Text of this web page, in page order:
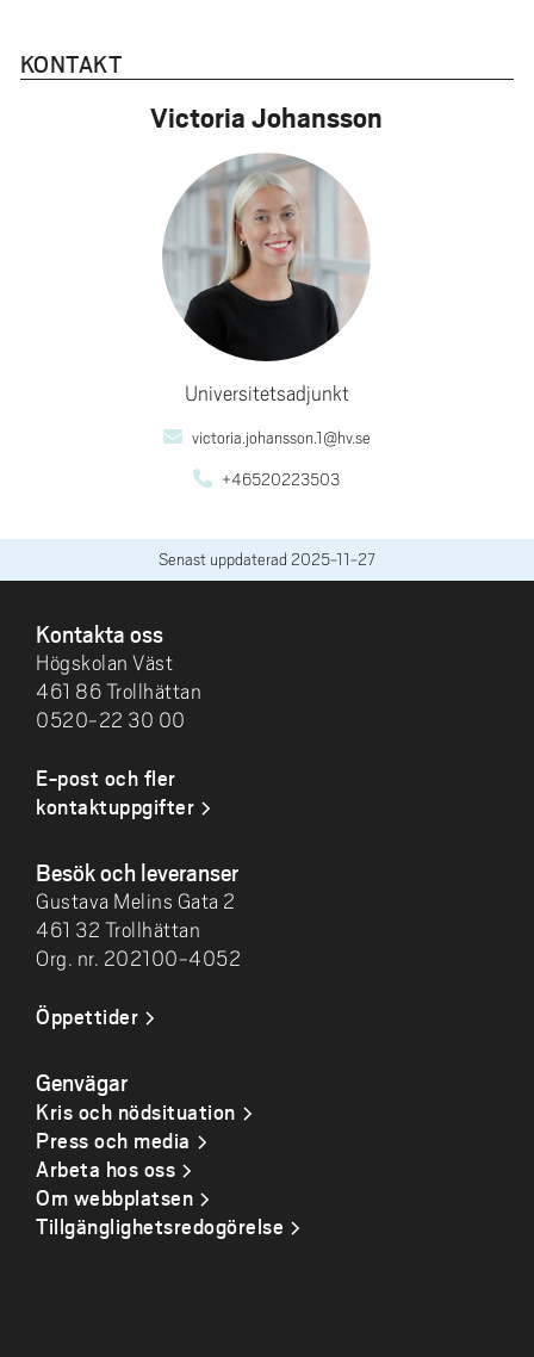
KONTAKT
Victoria Johansson
Universitetsadjunkt
victoria.johansson.1@hv.se
+46520223503
Senast uppdaterad 2025-11-27
Kontakta oss
Högskolan Väst
461 86 Trollhättan
0520-22 30 00
E-post och fler
kontaktuppgifter
Besök och leveranser
Gustava Melins Gata 2
461 32 Trollhättan
Org. nr. 202100-4052
Öppettider
Genvägar
Kris och nödsituation
Press och media
Arbeta hos oss
Om webbplatsen
Tillgänglighetsredogörelse